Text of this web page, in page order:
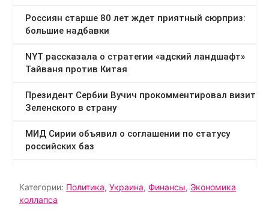
Категории: Политика, Украина, Финансы, Экономика
коллапса